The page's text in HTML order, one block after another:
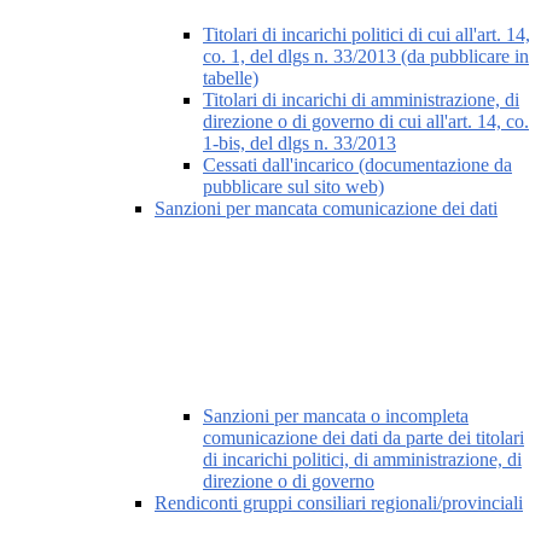
Titolari di incarichi politici di cui all'art. 14,
co. 1, del dlgs n. 33/2013 (da pubblicare in
tabelle)
Titolari di incarichi di amministrazione, di
direzione o di governo di cui all'art. 14, co.
1-bis, del dlgs n. 33/2013
Cessati dall'incarico (documentazione da
pubblicare sul sito web)
Sanzioni per mancata comunicazione dei dati
Sanzioni per mancata o incompleta
comunicazione dei dati da parte dei titolari
di incarichi politici, di amministrazione, di
direzione o di governo
Rendiconti gruppi consiliari regionali/provinciali